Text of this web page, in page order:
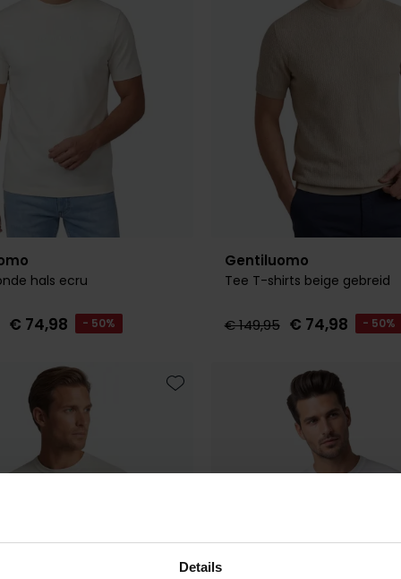
Details
hals ecru
€ 74,98 - 50%
Gentiluomo
Tee T-shirts beige gebreid
€ 149,95 € 74,98 - 50%
Toevoegen aan favorieten